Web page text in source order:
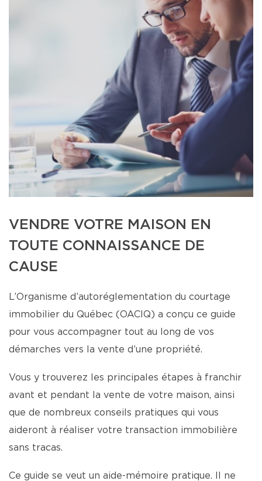
VENDRE VOTRE MAISON EN
TOUTE CONNAISSANCE DE
CAUSE
L’Organisme d’autoréglementation du courtage
immobilier du Québec (OACIQ) a conçu ce guide
pour vous accompagner tout au long de vos
démarches vers la vente d’une propriété.
Vous y trouverez les principales étapes à franchir
avant et pendant la vente de votre maison, ainsi
que de nombreux conseils pratiques qui vous
aideront à réaliser votre transaction immobilière
sans tracas.
Ce guide se veut un aide-mémoire pratique. Il ne